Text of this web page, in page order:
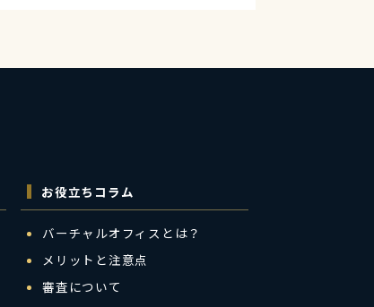
お役立ちコラム
バーチャルオフィスとは？
メリットと注意点
審査について